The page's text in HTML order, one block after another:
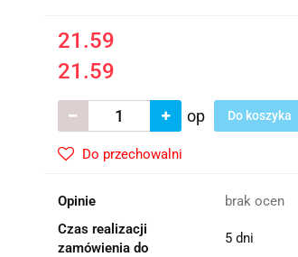
21.59
21.59
op Do koszyka
Do przechowalni
Opinie
brak ocen
Czas realizacji
zamówienia do
5 dni